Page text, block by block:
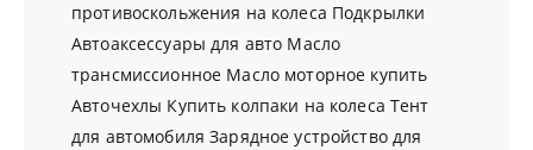
противоскольжения на колеса Подкрылки
Автоаксессуары для авто Масло
трансмиссионное Масло моторное купить
Авточехлы Купить колпаки на колеса Тент
для автомобиля Зарядное устройство для